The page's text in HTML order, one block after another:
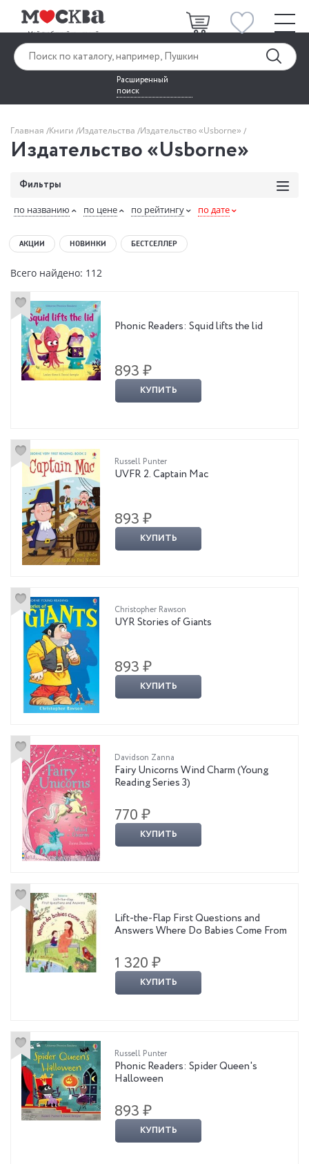
Расширенный
поиск
Главная Книги Издательства Издательство «Usborne»
Издательство «Usborne»
Фильтры
по названию по цене по рейтингу по дате
АКЦИИ НОВИНКИ БЕСТСЕЛЛЕР
Всего найдено: 112
Phonic Readers: Squid lifts the lid
893 ₽
КУПИТЬ
Russell Punter
UVFR 2. Captain Mac
893 ₽
КУПИТЬ
Christopher Rawson
UYR Stories of Giants
893 ₽
КУПИТЬ
Davidson Zanna
Fairy Unicorns Wind Charm (Young
Reading Series 3)
770 ₽
КУПИТЬ
Lift-the-Flap First Questions and
Answers Where Do Babies Come From
1 320 ₽
КУПИТЬ
Russell Punter
Phonic Readers: Spider Queen's
Halloween
893 ₽
КУПИТЬ